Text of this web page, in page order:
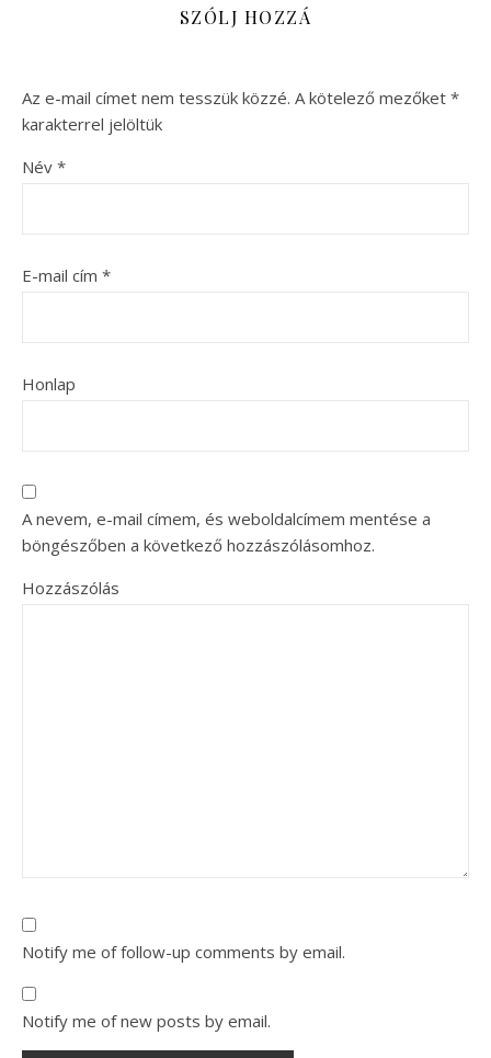
SZÓLJ HOZZÁ
Az e-mail címet nem tesszük közzé. A kötelező mezőket *
karakterrel jelöltük
Név *
E-mail cím *
Honlap
A nevem, e-mail címem, és weboldalcímem mentése a
böngészőben a következő hozzászólásomhoz.
Hozzászólás
Notify me of follow-up comments by email.
Notify me of new posts by email.